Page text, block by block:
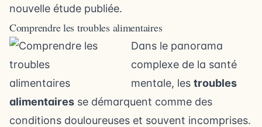
nouvelle étude publiée.
Comprendre les troubles alimentaires
Dans le panorama
complexe de la santé
mentale, les troubles
alimentaires se démarquent comme des
conditions douloureuses et souvent incomprises.